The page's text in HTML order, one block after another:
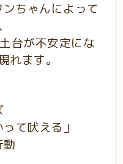
ちゃんによって
台が不安定にな
れます。
て吠える」
動